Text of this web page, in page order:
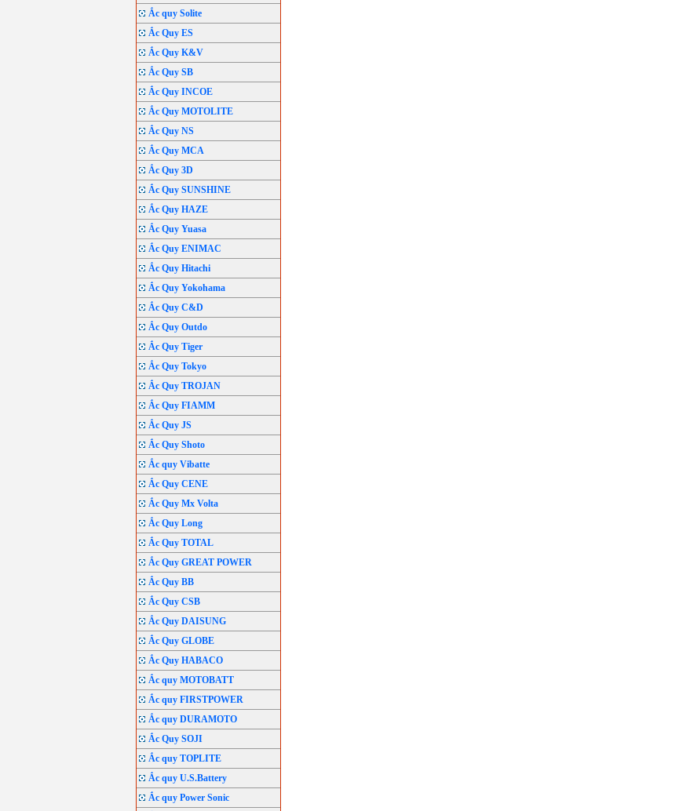
Ắc quy Solite
Ắc Quy ES
Ắc Quy K&V
Ắc Quy SB
Ắc Quy INCOE
Ắc Quy MOTOLITE
Ắc Quy NS
Ắc Quy MCA
Ắc Quy 3D
Ắc Quy SUNSHINE
Ắc Quy HAZE
Ắc Quy Yuasa
Ắc Quy ENIMAC
Ắc Quy Hitachi
Ắc Quy Yokohama
Ắc Quy C&D
Ắc Quy Outdo
Ắc Quy Tiger
Ắc Quy Tokyo
Ắc Quy TROJAN
Ắc Quy FIAMM
Ắc Quy JS
Ắc Quy Shoto
Ắc quy Vibatte
Ắc Quy CENE
Ắc Quy Mx Volta
Ắc Quy Long
Ắc Quy TOTAL
Ắc Quy GREAT POWER
Ắc Quy BB
Ắc Quy CSB
Ắc Quy DAISUNG
Ắc Quy GLOBE
Ắc Quy HABACO
Ắc quy MOTOBATT
Ắc quy FIRSTPOWER
Ắc quy DURAMOTO
Ắc Quy SOJI
Ắc quy TOPLITE
Ắc quy U.S.Battery
Ắc quy Power Sonic